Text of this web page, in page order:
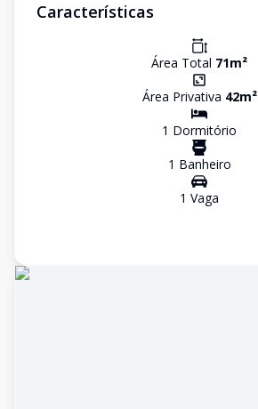
Características
Área Total 71m²
Área Privativa 42m²
1 Dormitório
1 Banheiro
1 Vaga